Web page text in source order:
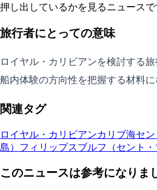
押し出しているかを見るニュースで
旅行者にとっての意味
ロイヤル・カリビアンを検討する
船内体験の方向性を把握する材料に
関連タグ
ロイヤル・カリビアンカリブ海セ
島） フィリップスブルフ（セント・
このニュースは参考になりま